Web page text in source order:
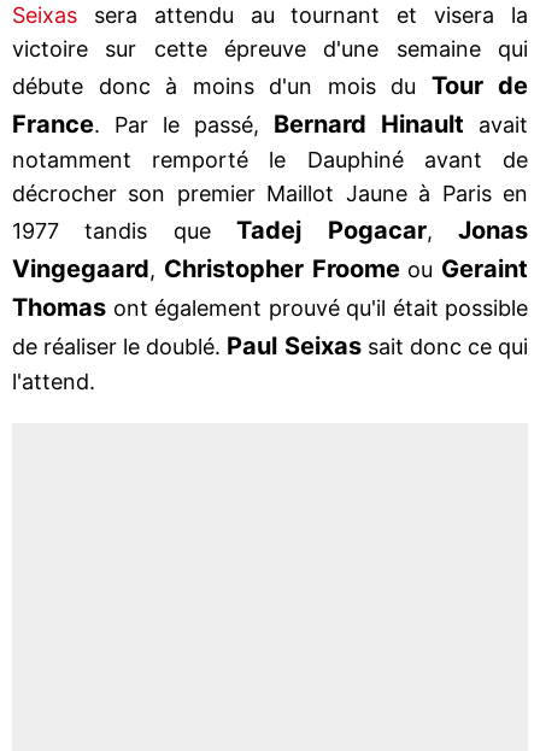
Seixas sera attendu au tournant et visera la
victoire sur cette épreuve d'une semaine qui
débute donc à moins d'un mois du Tour de
France. Par le passé, Bernard Hinault avait
notamment remporté le Dauphiné avant de
décrocher son premier Maillot Jaune à Paris en
1977 tandis queTadej Pogacar,Jonas
Vingegaard, Christopher Froomeou Geraint
Thomas ont également prouvé qu'il était possible
de réaliser le doublé. Paul Seixassait donc ce qui
l'attend.